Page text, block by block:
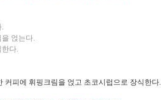
얹는다.
다.
커피에 휘핑크림을 얹고 초코시럽으로 장식한다.